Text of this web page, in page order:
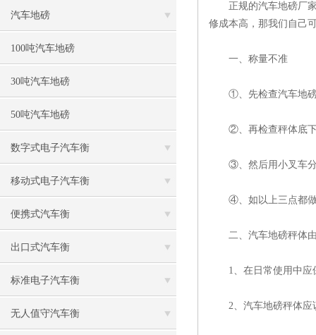
汽车地磅
100吨汽车地磅
30吨汽车地磅
50吨汽车地磅
数字式电子汽车衡
移动式电子汽车衡
便携式汽车衡
出口式汽车衡
标准电子汽车衡
无人值守汽车衡
正规的汽车地磅厂家
修成本高，那我们自己
一、称量不准
①、先检查汽车地磅
②、再检查秤体底下
③、然后用小叉车分
④、如以上三点都做
二、汽车地磅秤体由
1、在日常使用中应保
2、汽车地磅秤体应该